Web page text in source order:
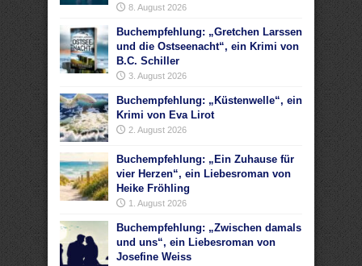
8. August 2026
Buchempfehlung: „Gretchen Larssen
und die Ostseenacht“, ein Krimi von
B.C. Schiller
3. August 2026
Buchempfehlung: „Küstenwelle“, ein
Krimi von Eva Lirot
2. August 2026
Buchempfehlung: „Ein Zuhause für
vier Herzen“, ein Liebesroman von
Heike Fröhling
1. August 2026
Buchempfehlung: „Zwischen damals
und uns“, ein Liebesroman von
Josefine Weiss